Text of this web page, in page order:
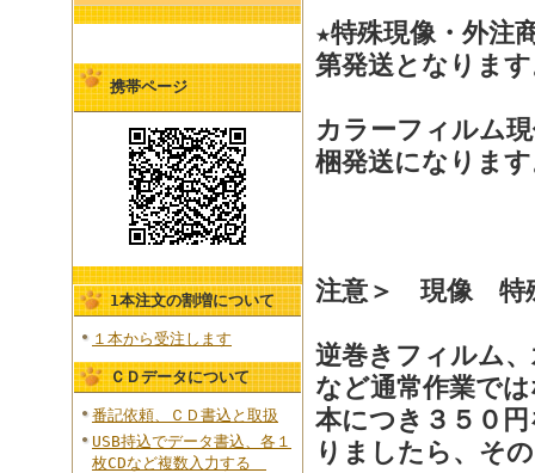
携帯ページ
1本注文の割増について
１本から受注します
ＣＤデータについて
番記依頼、ＣＤ書込と取扱
USB持込でデータ書込、各１
枚CDなど複数入力する
★特殊現像・外注
第発送となりま
カラーフィルム
梱発送になりま
注意＞ 現像 特
逆巻きフィルム
など通常作業で
本につき３５０
りましたら、そ